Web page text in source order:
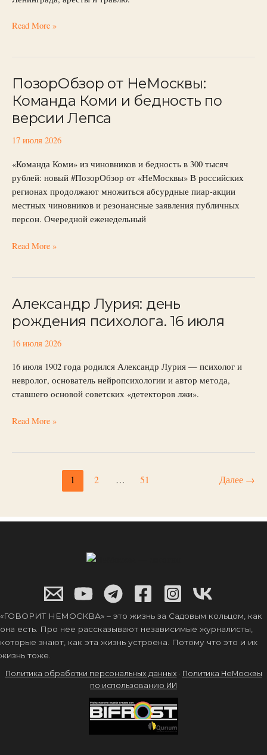
Read More »
ПозорОбзор от НеМосквы:
Команда Коми и бедность по
версии Лепса
17 июля 2026
«Команда Коми» из чиновников и бедность в 300 тысяч
рублей: новый #ПозорОбзор от «НеМосквы» В российских
регионах продолжают множиться абсурдные пиар-акции
местных чиновников и резонансные заявления публичных
персон. Очередной еженедельный
ПозорОбзор
от
НеМосквы:
Команда
Коми
бедность
по
версии
Лепса
Read More »
Александр Лурия: день
рождения психолога. 16 июля
16 июля 2026
16 июля 1902 года родился Александр Лурия — психолог и
невролог, основатель нейропсихологии и автор метода,
ставшего основой советских «детекторов лжи».
Александр
день
рождения
16
июля
Read More »
1 2 … 51 Далее →
«ГОВОРИТ НЕМОСКВА» – это жизнь за Садовым кольцом, как
она есть. Про нее рассказывают независимые журналисты,
которые знают, как эта жизнь устроена. Потому что это и их
жизнь тоже.
Политика обработки персональных данных · Политика НеМосквы
по использованию ИИ